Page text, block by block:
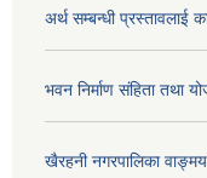
अर्थ सम्बन्धी प्रस्तावलाई
भवन निर्माण संहिता तथा
खैरहनी नगरपालिका